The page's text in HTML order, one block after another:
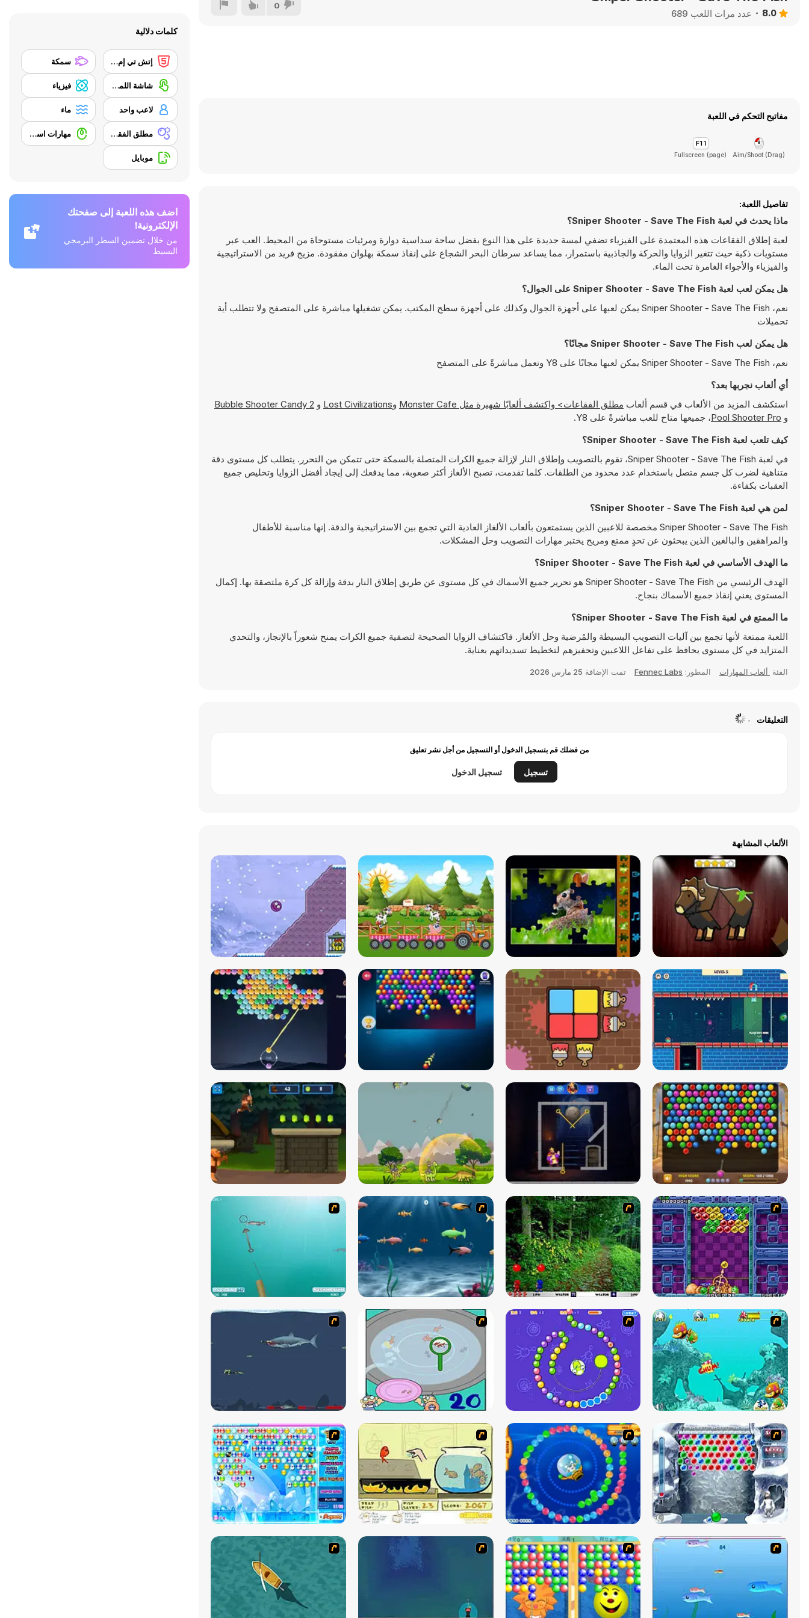
8.0 عدد مرات اللعب 689
0
مفاتيح التحكم في اللعبة
(Drag) Aim/Shoot
Fullscreen (page)
تفاصيل اللعبة:
ماذا يحدث في لعبة Sniper Shooter - Save The Fish؟
لعبة إطلاق الفقاعات هذه المعتمدة على الفيزياء تضفي لمسة جديدة على هذا النوع بفضل ساحة سداسية دوارة ومرئيات مستوحاة من المحيط. العب عبر
مستويات ذكية حيث تتغير الزوايا والحركة والجاذبية باستمرار، مما يساعد سرطان البحر الشجاع على إنقاذ سمكة بهلوان مفقودة. مزيج فريد من الاستراتيجية
والفيزياء والأجواء الغامرة تحت الماء.
هل يمكن لعب لعبة Sniper Shooter - Save The Fish على الجوال؟
نعم، Sniper Shooter - Save The Fish يمكن لعبها على أجهزة الجوال وكذلك على أجهزة سطح المكتب. يمكن تشغيلها مباشرة على المتصفح ولا تتطلب أية
تحميلات
هل يمكن لعب Sniper Shooter - Save The Fish مجانًا؟
نعم، Sniper Shooter - Save The Fish يمكن لعبها مجانًا على Y8 وتعمل مباشرةً على المتصفح
أي ألعاب نجربها بعد؟
استكشف المزيد من الألعاب في قسم ألعاب مطلق الفقاعات> واكتشف ألعابًا شهيرة مثل Monster Cafe وLost Civilizations و Bubble Shooter Candy 2
و Pool Shooter Pro، جميعها متاح للعب مباشرةً على Y8.
كيف تلعب لعبة Sniper Shooter - Save The Fish؟
في لعبة Sniper Shooter - Save The Fish، تقوم بالتصويب وإطلاق النار لإزالة جميع الكرات المتصلة بالسمكة حتى تتمكن من التحرر. يتطلب كل مستوى دقة
متناهية لضرب كل جسم متصل باستخدام عدد محدود من الطلقات. كلما تقدمت، تصبح الألغاز أكثر صعوبة، مما يدفعك إلى إيجاد أفضل الزوايا وتخليص جميع
العقبات بكفاءة.
لمن هي لعبة Sniper Shooter - Save The Fish؟
Sniper Shooter - Save The Fish مخصصة للاعبين الذين يستمتعون بألعاب الألغاز العادية التي تجمع بين الاستراتيجية والدقة. إنها مناسبة للأطفال
والمراهقين والبالغين الذين يبحثون عن تحدٍ ممتع ومريح يختبر مهارات التصويب وحل المشكلات.
ما الهدف الأساسي في لعبة Sniper Shooter - Save The Fish؟
الهدف الرئيسي من Sniper Shooter - Save The Fish هو تحرير جميع الأسماك في كل مستوى عن طريق إطلاق النار بدقة وإزالة كل كرة ملتصقة بها. إكمال
المستوى يعني إنقاذ جميع الأسماك بنجاح.
ما الممتع في لعبة Sniper Shooter - Save The Fish؟
اللعبة ممتعة لأنها تجمع بين آليات التصويب البسيطة والمُرضية وحل الألغاز. فاكتشاف الزوايا الصحيحة لتصفية جميع الكرات يمنح شعوراً بالإنجاز، والتحدي
المتزايد في كل مستوى يحافظ على تفاعل اللاعبين وتحفيزهم لتخطيط تسديداتهم بعناية.
الفئة ألعاب المهارات المطور: Fennec Labs تمت الإضافة 25 مارس 2026
التعليقات
من فضلك قم بتسجيل الدخول أو التسجيل من أجل نشر تعليق
تسجيل تسجيل الدخول
الألعاب المشابهة
كلمات دلالية
إتش تي إم إل 5 سمكة
شاشة اللمس فيزياء
لاعب واحد ماء
مطلق الفقاعات مهارات استخدام الفأرة
موبايل
اضف هذه اللعبة إلى صفحتك
الإلكترونية!
من خلال تضمين السطر البرمجي
البسيط